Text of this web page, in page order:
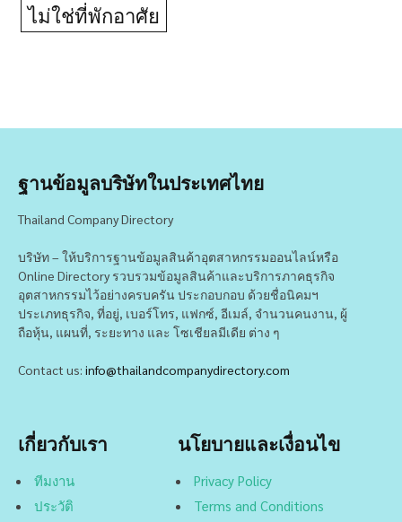
ไม่ใช่ที่พักอาศัย
ฐานข้อมูลบริษัทในประเทศไทย
Thailand Company Directory
บริษัท – ให้บริการฐานข้อมูลสินค้าอุตสาหกรรมออนไลน์หรือ
Online Directory รวบรวมข้อมูลสินค้าและบริการภาคธุรกิจ
อุตสาหกรรมไว้อย่างครบครัน ประกอบกอบ ด้วยชื่อนิคมฯ
ประเภทธุรกิจ, ที่อยู่, เบอร์โทร, แฟกซ์, อีเมล์, จำนวนคนงาน, ผู้
ถือหุ้น, แผนที่, ระยะทาง และ โซเชียลมีเดีย ต่าง ๆ
Contact us: info@thailandcompanydirectory.com
เกี่ยวกับเรา
ทีมงาน
ประวัติ
นโยบายและเงื่อนไข
Privacy Policy
Terms and Conditions